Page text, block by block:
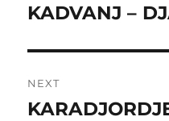
post:
KADVANJ –
NEXT
Next